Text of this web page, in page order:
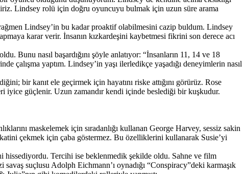
Lindsey rolü için doğru oyuncuyu bulmak için uzun süre arama
Lindsey’in bu kadar proaktif olabilmesini cazip buldum. Lindsey
karar verir. İnsanın kızkardeşini kaybetmesi fikrini son derece acı
Bunu nasıl başardığını şöyle anlatıyor: “İnsanların 11, 14 ve 18
çalışma yaptım. Lindsey’in yaşı ilerledikçe yaşadığı deneyimlerin nasıl
bir kanıt ele geçirmek için hayatını riske attığını görürüz. Rose
güçlenir. Uzun zamandır kendi içinde beslediği bir kuşkudur.
maskelemek için sıradanlığı kullanan George Harvey, sessiz sakin
çekmek için çaba göstermez. Bu özelliklerini kullanarak Susie’yi
hissediyordu. Tercihi ise beklenmedik şekilde oldu. Sahne ve film
suçlusu Adolph Eichmann’ı oynadığı “Conspiracy”deki karmaşık